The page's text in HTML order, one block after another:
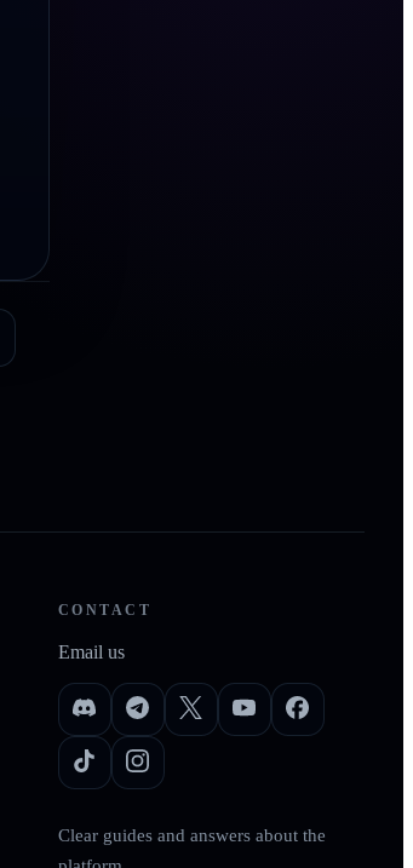
CONTACT
Email us
Clear guides and answers about the